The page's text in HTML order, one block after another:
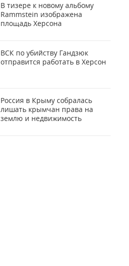
В тизере к новому альбому
Rammstein изображена
площадь Херсона
ВСК по убийству Гандзюк
отправится работать в Херсон
Россия в Крыму собралась
лишать крымчан права на
землю и недвижимость